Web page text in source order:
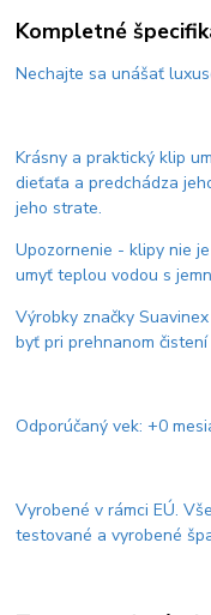
Kompletné
Nechajte sa unášať
Krásny a praktický klip
dieťaťa a predchádza
jeho strate.
Upozornenie - klipy nie
umyť teplou vodou s
Výrobky značky
byť pri prehnanom
Odporúčaný vek: +0
Vyrobené v rámci EÚ.
testované a vyrobené